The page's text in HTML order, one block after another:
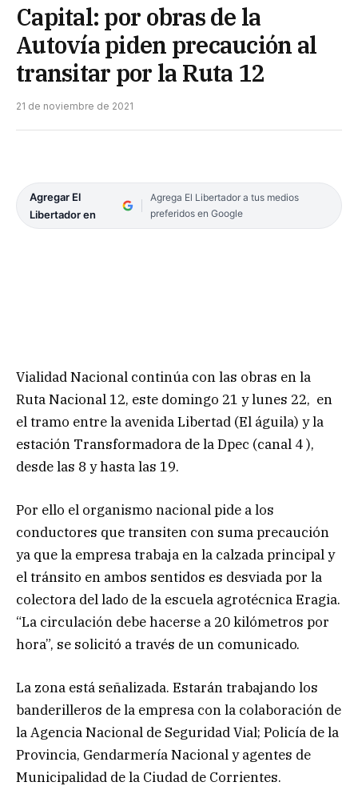
Capital: por obras de la
Autovía piden precaución al
transitar por la Ruta 12
21 de noviembre de 2021
Agregar El
Libertador en
Agrega El Libertador a tus medios
preferidos en Google
Vialidad Nacional continúa con las obras en la
Ruta Nacional 12, este domingo 21 y lunes 22, en
el tramo entre la avenida Libertad (El águila) y la
estación Transformadora de la Dpec (canal 4 ),
desde las 8 y hasta las 19.
Por ello el organismo nacional pide a los
conductores que transiten con suma precaución
ya que la empresa trabaja en la calzada principal y
el tránsito en ambos sentidos es desviada por la
colectora del lado de la escuela agrotécnica Eragia.
“La circulación debe hacerse a 20 kilómetros por
hora”, se solicitó a través de un comunicado.
La zona está señalizada. Estarán trabajando los
banderilleros de la empresa con la colaboración de
la Agencia Nacional de Seguridad Vial; Policía de la
Provincia, Gendarmería Nacional y agentes de
Municipalidad de la Ciudad de Corrientes.